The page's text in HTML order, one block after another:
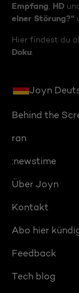
Empfang HD
einer Störung?“
Hier findest du
Doku
Joyn
Behind the
ran
:newstime
Über Joyn
Kontakt
Abo hier
Feedback
Tech blog